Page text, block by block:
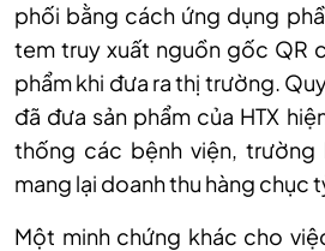
phối bằng cách ứng dụng
tem truy xuất nguồn gốc QR
phẩm khi đưa ra thị trường.
đã đưa sản phẩm của HTX
thống các bệnh viện, trường
mang lại doanh thu hàng chục
Một minh chứng khác cho